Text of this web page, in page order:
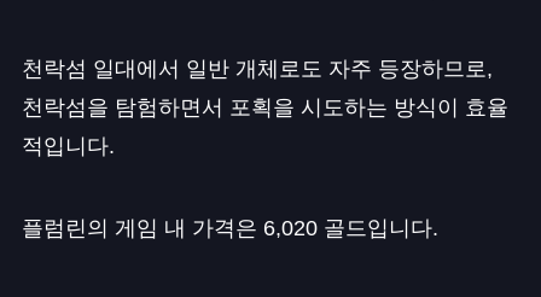
천락섬 일대에서 일반 개체로도 자주 등장하므로,
천락섬을 탐험하면서 포획을 시도하는 방식이 효율
적입니다.
플럼린의 게임 내 가격은 6,020 골드입니다.